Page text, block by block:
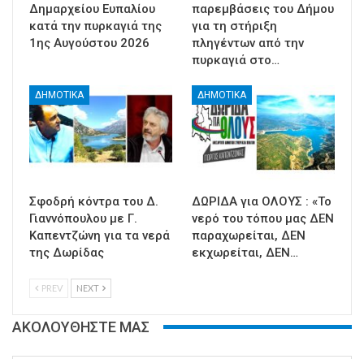
Δημαρχείου Ευπαλίου
κατά την πυρκαγιά της
1ης Αυγούστου 2026
παρεμβάσεις του Δήμου
για τη στήριξη
πληγέντων από την
πυρκαγιά στο…
ΔΗΜΟΤΙΚΑ
Σφοδρή κόντρα του Δ.
Γιαννόπουλου με Γ.
Καπεντζώνη για τα νερά
της Δωρίδας
ΔΗΜΟΤΙΚΑ
ΔΩΡΙΔΑ για ΟΛΟΥΣ : «Το
νερό του τόπου μας ΔΕΝ
παραχωρείται, ΔΕΝ
εκχωρείται, ΔΕΝ…
PREV NEXT
ΑΚΟΛΟΥΘΗΣΤΕ ΜΑΣ